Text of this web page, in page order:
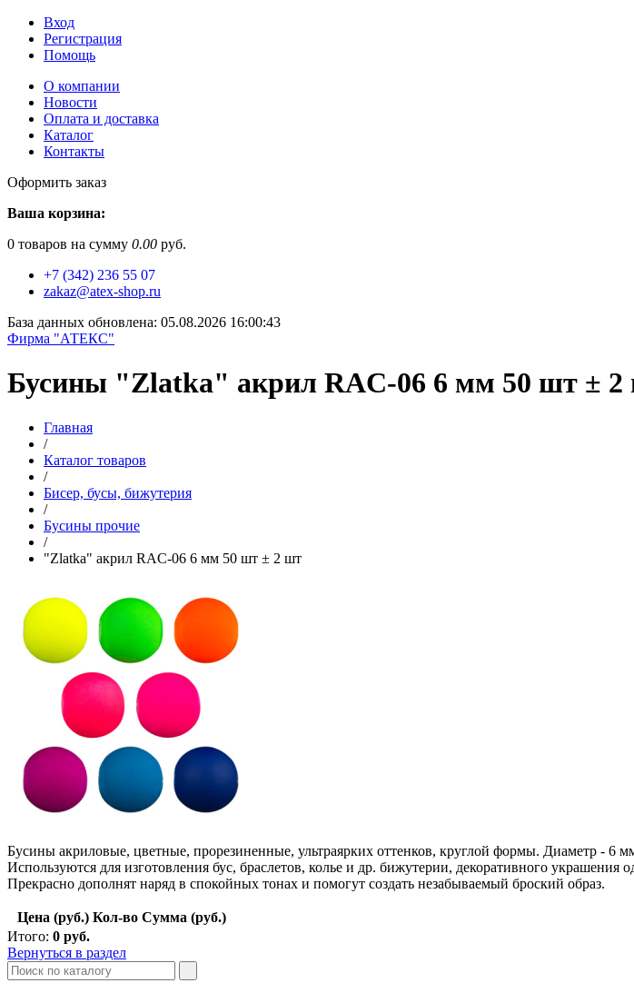
Вход
Регистрация
Помощь
О компании
Новости
Оплата и доставка
Каталог
Контакты
Оформить заказ
Ваша корзина:
0 товаров на сумму 0.00 руб.
+7 (342) 236 55 07
zakaz@atex-shop.ru
База данных обновлена: 05.08.2026 16:00:43
Фирма "АТЕКС"
Бусины "Zlatka" акрил RAC-06 6 мм 50 шт ±
Главная
/
Каталог товаров
/
Бисер, бусы, бижутерия
/
Бусины прочие
/
"Zlatka" акрил RAC-06 6 мм 50 шт ± 2 шт
Бусины акриловые, цветные, прорезиненные, ультраярких оттенков, круглой формы. Диаметр - 6
Используются для изготовления бус, браслетов, колье и др. бижутерии, декоративного украшения
Прекрасно дополнят наряд в спокойных тонах и помогут создать незабываемый броский образ.
Цена (руб.) Кол-во Сумма (руб.)
Итого: 0 руб.
Вернуться в раздел